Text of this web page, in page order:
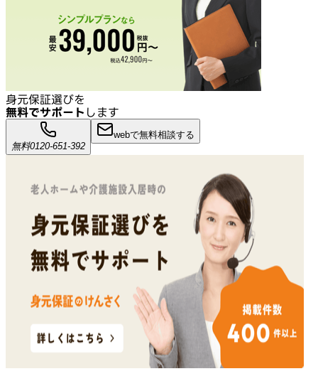
身元保証選びを
無料でサポート します
無料0120-651-392
webで無料相談する